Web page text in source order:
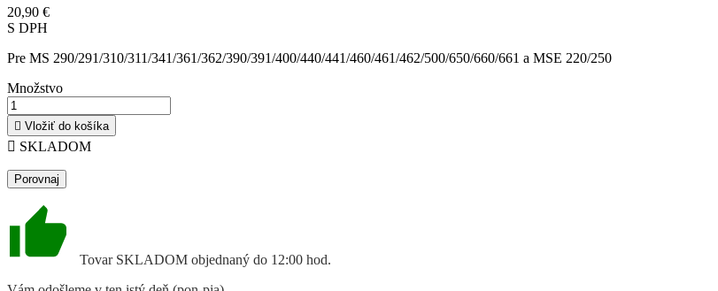
20,90 €
S DPH
Pre MS 290/291/310/311/341/361/362/390/391/400/440/441/460/461/462/500/650/660/661 a MSE 220/250
Množstvo
 Vložiť do košíka
 SKLADOM
Porovnaj
Tovar SKLADOM objednaný do 12:00 hod.